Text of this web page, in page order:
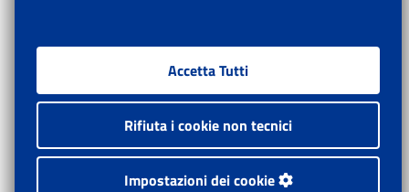
Accetta Tutti
Rifiuta i cookie non tecnici
Impostazioni dei cookie